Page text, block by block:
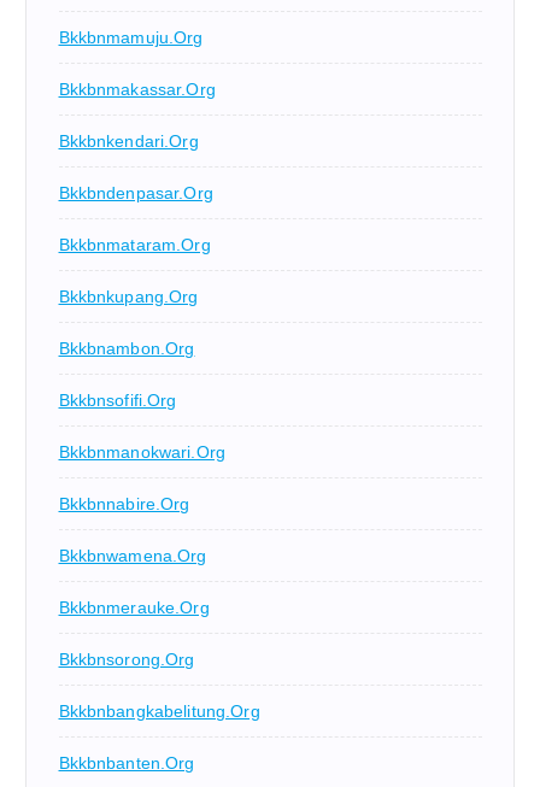
Bkkbnmamuju.org
Bkkbnmakassar.org
Bkkbnkendari.org
Bkkbndenpasar.org
Bkkbnmataram.org
Bkkbnkupang.org
Bkkbnambon.org
Bkkbnsofifi.org
Bkkbnmanokwari.org
Bkkbnnabire.org
Bkkbnwamena.org
Bkkbnmerauke.org
Bkkbnsorong.org
Bkkbnbangkabelitung.org
Bkkbnbanten.org